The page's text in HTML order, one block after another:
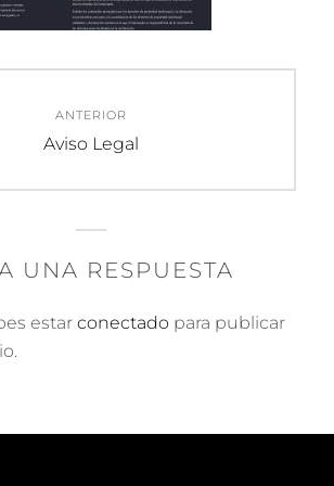
ANTERIOR
Entrada
Aviso Legal
UNA RESPUESTA
estar conectado para publicar